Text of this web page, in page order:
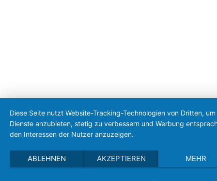
Diese Seite nutzt Website-Tracking-Technologien von Dritten, um
Dienste anzubieten, stetig zu verbessern und Werbung
den Interessen der Nutzer anzuzeigen.
ABLEHNEN AKZEPTIEREN MEHR